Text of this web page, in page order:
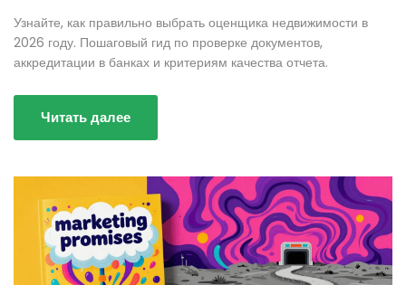
Узнайте, как правильно выбрать оценщика недвижимости в
2026 году. Пошаговый гид по проверке документов,
аккредитации в банках и критериям качества отчета.
Читать далее